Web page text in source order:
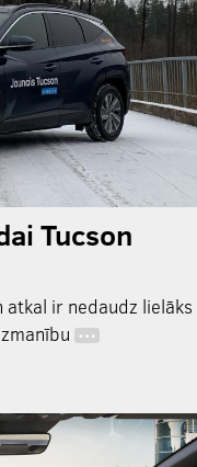
Tucson
atkal ir nedaudz lielāks
…